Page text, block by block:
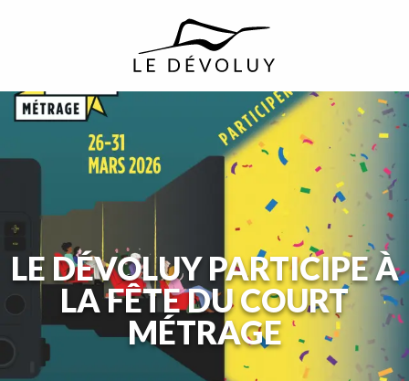
LE DÉVOLUY PARTICIPE À
LA FÊTE DU COURT
MÉTRAGE